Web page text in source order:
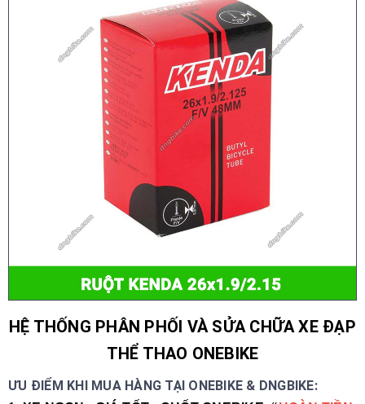
HỆ THỐNG PHÂN PHỐI VÀ SỬA CHỮA XE ĐẠP
THỂ THAO ONEBIKE
ƯU ĐIỂM KHI MUA HÀNG TẠI ONEBIKE & DNGBIKE: